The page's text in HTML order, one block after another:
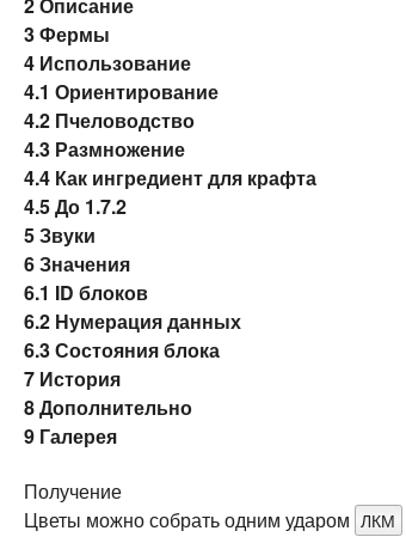
3Фермы
4 Использование
4.1 Ориентирование
4.2 Пчеловодство
4.3 Размножение
4.4 Как ингредиент для крафта
4.5До 1.7.2
5Звуки
6Значения
6.1 ID блоков
6.2 Нумерация данных
6.3Состояния блока
7 История
8Дополнительно
9 Галерея
Получение
Цветы можно собрать одним ударом ЛКМ